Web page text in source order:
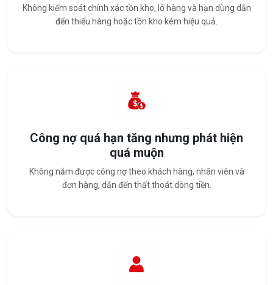
Không kiểm soát chính xác tồn kho, lô hàng và hạn dùng dẫn
đến thiếu hàng hoặc tồn kho kém hiệu quả.
Công nợ quá hạn tăng nhưng phát hiện
quá muộn
Không nắm được công nợ theo khách hàng, nhân viên và
đơn hàng, dẫn đến thất thoát dòng tiền.